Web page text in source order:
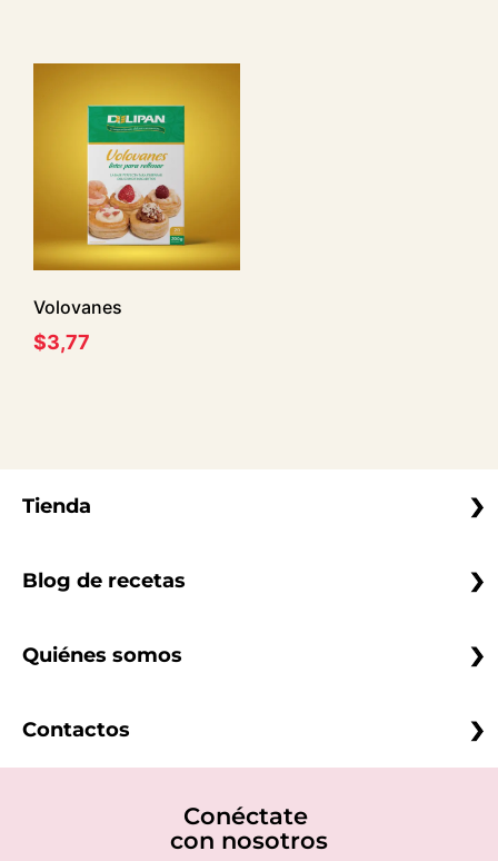
Volovanes
$3,77
Tienda
Blog de recetas
Quiénes somos
Contactos
Conéctate
con nosotros